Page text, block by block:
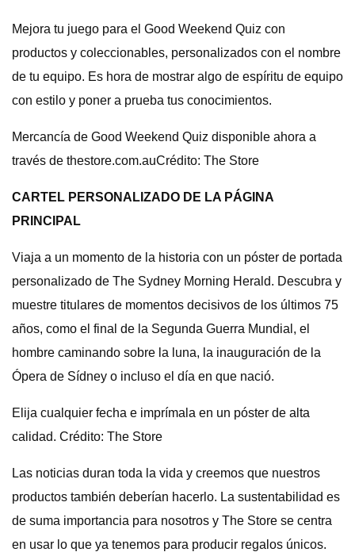
Mejora tu juego para el Good Weekend Quiz con
productos y coleccionables, personalizados con el nombre
de tu equipo. Es hora de mostrar algo de espíritu de equipo
con estilo y poner a prueba tus conocimientos.
Mercancía de Good Weekend Quiz disponible ahora a
través de thestore.com.auCrédito: The Store
CARTEL PERSONALIZADO DE LA PÁGINA
PRINCIPAL
Viaja a un momento de la historia con un póster de portada
personalizado de The Sydney Morning Herald. Descubra y
muestre titulares de momentos decisivos de los últimos 75
años, como el final de la Segunda Guerra Mundial, el
hombre caminando sobre la luna, la inauguración de la
Ópera de Sídney o incluso el día en que nació.
Elija cualquier fecha e imprímala en un póster de alta
calidad. Crédito: The Store
Las noticias duran toda la vida y creemos que nuestros
productos también deberían hacerlo. La sustentabilidad es
de suma importancia para nosotros y The Store se centra
en usar lo que ya tenemos para producir regalos únicos.